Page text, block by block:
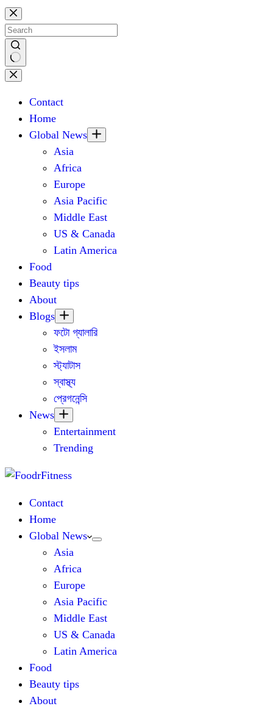
Skip
to
content
No
Contact
Home
Global News
Asia
Africa
Europe
Asia Pacific
Middle East
US & Canada
Latin America
Food
Beauty tips
About
Blogs
ফটো গ্যালারি
ইসলাম
স্ট্যাটাস
স্বাস্থ্য
প্রেগনেন্সি
News
Entertainment
Trending
Contact
Home
Global News
Asia
Africa
Europe
Asia Pacific
Middle East
US & Canada
Latin America
Food
Beauty tips
About